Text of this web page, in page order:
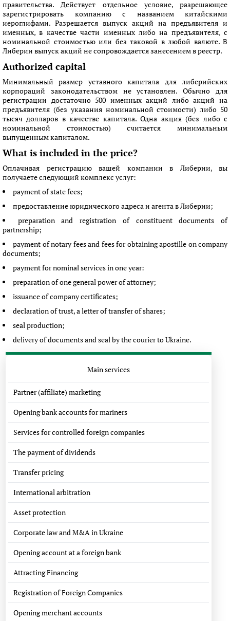
правительства. Действует отдельное условие, разрешающее
зарегистрировать компанию с названием китайскими
иероглифами. Разрешается выпуск акций на предъявителя и
именных, в качестве части именных либо на предъявителя, с
номинальной стоимостью или без таковой в любой валюте. В
Либерии выпуск акций не сопровождается занесением в реестр.
Authorized capital
Минимальный размер уставного капитала для либерийских
корпораций законодательством не установлен. Обычно для
регистрации достаточно 500 именных акций либо акций на
предъявителя (без указания номинальной стоимости) либо 50
тысяч долларов в качестве капитала. Одна акция (без либо с
номинальной стоимостью) считается минимальным
выпущенным капиталом.
What is included in the price?
Оплачивая регистрацию вашей компании в Либерии, вы
получаете следующий комплекс услуг:
payment of state fees;
предоставление юридического адреса и агента в Либерии;
preparation and registration of constituent documents of
partnership;
payment of notary fees and fees for obtaining apostille on company
documents;
payment for nominal services in one year:
preparation of one general power of attorney;
issuance of company certificates;
declaration of trust, a letter of transfer of shares;
seal production;
delivery of documents and seal by the courier to Ukraine.
Main services
Partner (affiliate) marketing
Opening bank accounts for mariners
Services for controlled foreign companies
The payment of dividends
Transfer pricing
International arbitration
Asset protection
Corporate law and M&A in Ukraine
Opening account at a foreign bank
Attracting Financing
Registration of Foreign Companies
Opening merchant accounts